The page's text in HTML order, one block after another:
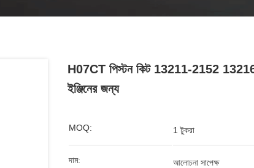
H07CT পিস্টন কিট 13211-2152
ইঞ্জিনের জন্য
MOQ: 1 টুকরা
দাম: আলোচনা সাপেক্ষ